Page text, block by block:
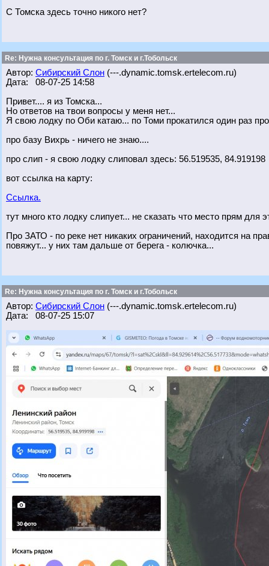
С Томска здесь точно никого нет?
Re: Нужна консультация по г. Томск и г.Тобольск
Автор: Сибирский Слон (---.dynamic.tomsk.ertelecom.ru)
Дата: 08-07-25 14:58
Привет.... я из Томска...
Но ответов на твои вопросы у меня нет...
Я свою лодку по Оби катаю... по Томи прокатился один раз
про базу Вихрь - ничего не знаю....
про слип - я свою лодку слиповал здесь: 56.519535, 84.919198
вот ссылка на карту:
Ссылка.
тут много кто лодку слипует... не сказать что место прям для
Про ЗАТО - по реке нет никаких ограничений, находится на
повяжут... у них там дальше от берега - колючка...
Re: Нужна консультация по г. Томск и г.Тобольск
Автор: Сибирский Слон (---.dynamic.tomsk.ertelecom.ru)
Дата: 08-07-25 15:07